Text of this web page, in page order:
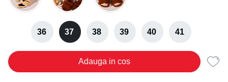
36 37 38 39 40 41
Adauga in cos